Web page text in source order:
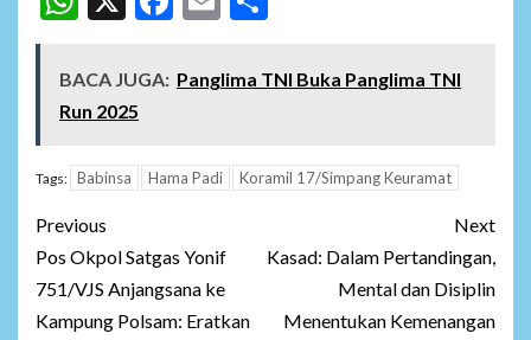
BACA JUGA: Panglima TNI Buka Panglima TNI
Run 2025
Tags: Babinsa Hama Padi Koramil 17/Simpang Keuramat
Post
navigation
Previous
Pos Okpol Satgas Yonif
751/VJS Anjangsana ke
Kampung Polsam: Eratkan
Next
Kasad: Dalam Pertandingan,
Mental dan Disiplin
Menentukan Kemenangan